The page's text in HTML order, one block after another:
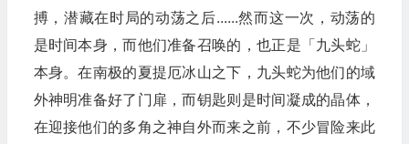
搏，潜藏在时局的动荡之后......然而这一次，动荡的
是时间本身，而他们准备召唤的，也正是「九头蛇」
本身。在南极的夏提厄冰山之下，九头蛇为他们的域
外神明准备好了门扉，而钥匙则是时间凝成的晶体，
在迎接他们的多角之神自外而来之前，不少冒险来此